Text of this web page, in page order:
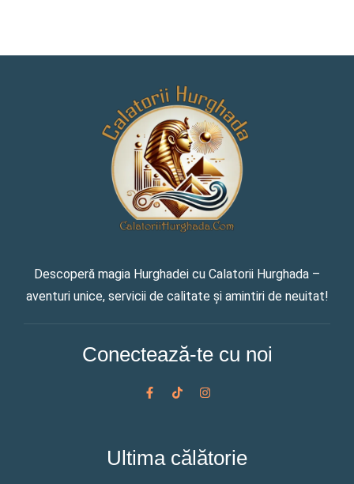
Descoperă magia Hurghadei cu Calatorii Hurghada –
aventuri unice, servicii de calitate și amintiri de neuitat!
Conectează-te cu noi
F
a
o
k
T
i
I
n
r
a
Ultima călătorie